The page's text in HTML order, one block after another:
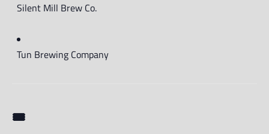
Silent Mill Brew Co.
Tun Brewing Company
🎟️